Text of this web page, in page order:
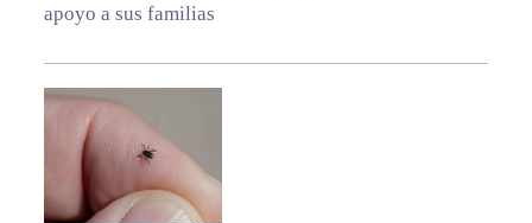
apoyo a sus familias